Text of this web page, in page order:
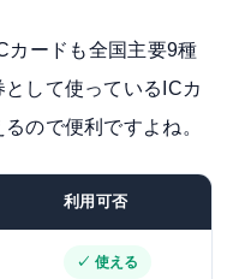
カードも全国主要9種
して使っているICカ
ので便利ですよね。
利用可否
✓ 使える